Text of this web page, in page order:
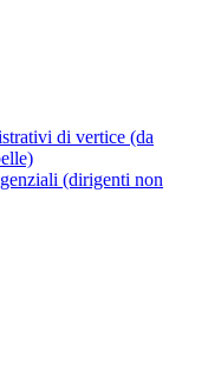
di vertice (da
(dirigenti non